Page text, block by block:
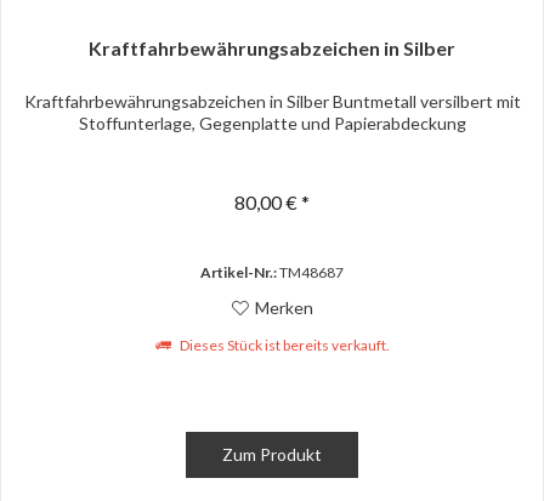
Kraftfahrbewährungsabzeichen in Silber
Kraftfahrbewährungsabzeichen in Silber Buntmetall versilbert mit
Stoffunterlage, Gegenplatte und Papierabdeckung
80,00 € *
Artikel-Nr.:TM48687
Merken
Dieses Stück ist bereits verkauft.
Zum Produkt